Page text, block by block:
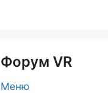
Форум VR
Меню